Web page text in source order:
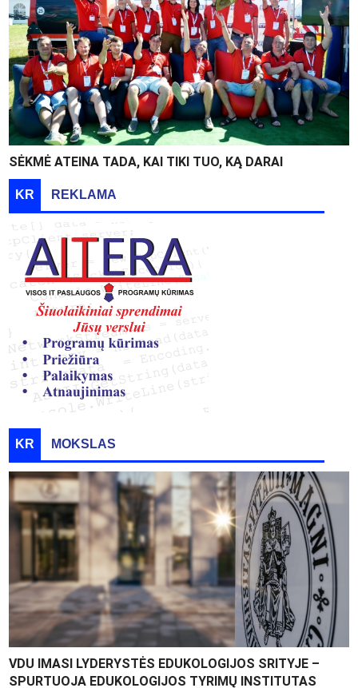
SĖKMĖ ATEINA TADA, KAI TIKI TUO, KĄ DARAI
KR REKLAMA
KR MOKSLAS
VDU IMASI LYDERYSTĖS EDUKOLOGIJOS SRITYJE –
SPURTUOJA EDUKOLOGIJOS TYRIMŲ INSTITUTAS